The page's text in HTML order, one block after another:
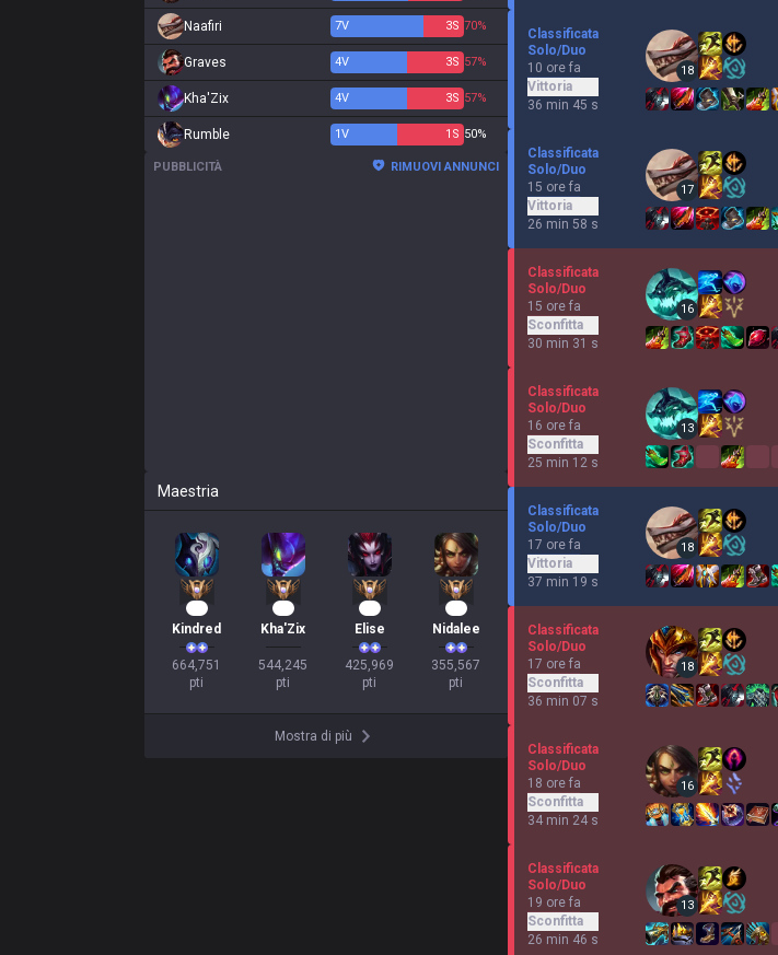
Naafiri 7V 3S 70%
Graves 4V 3S 57%
Kha'Zix 4V 3S 57%
Rumble 1V 1 S 50%
PUBBLICITÀ RIMUOVI ANNUNCI
Maestria
Kindred
664,751
pti
Kha'Zix
544,245
pti
Elise
425,969
pti
Nidalee
355,567
pti
Mostra di più
Classificata
Solo/Duo
10 ore fa
Vittoria
36 min 45 s
18
Classificata
Solo/Duo
15 ore fa
Vittoria
26 min 58 s
17
Classificata
Solo/Duo
15 ore fa
Sconfitta
30 min 31 s
16
Classificata
Solo/Duo
16 ore fa
Sconfitta
25 min 12 s
13
Classificata
Solo/Duo
17 ore fa
Vittoria
37 min 19 s
18
Classificata
Solo/Duo
17 ore fa
Sconfitta
36 min 07 s
18
Classificata
Solo/Duo
18 ore fa
Sconfitta
34 min 24 s
16
Classificata
Solo/Duo
19 ore fa
Sconfitta
26 min 46 s
13